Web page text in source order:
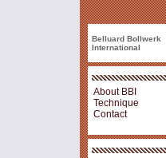
Belluard Bollwerk
International
About BBI
Technique
Contact